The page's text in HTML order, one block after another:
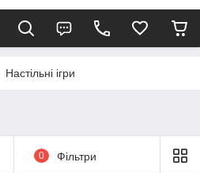
Настільні ігри
0 Фільтри